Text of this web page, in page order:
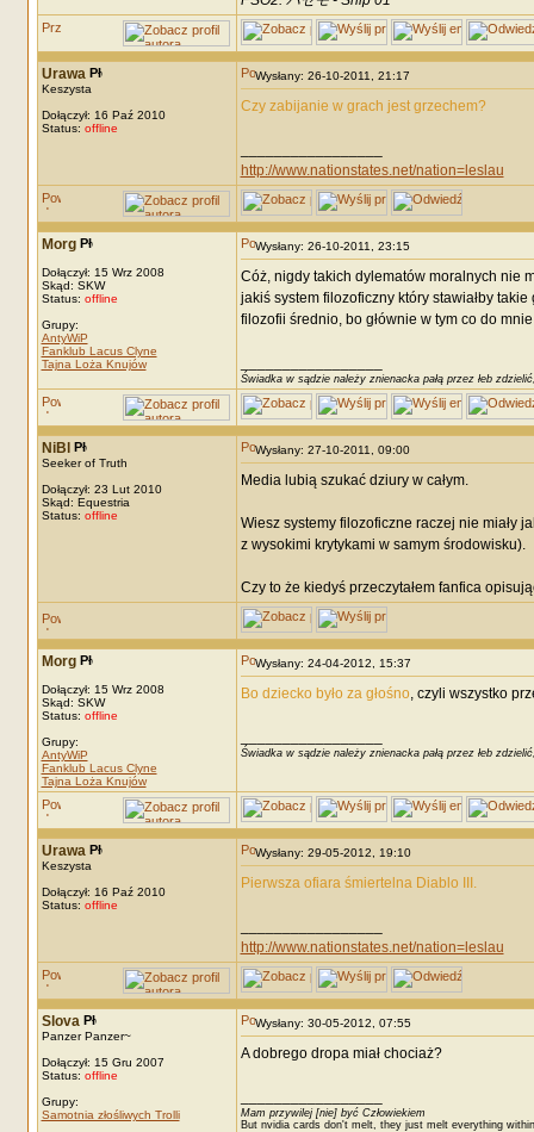
Urawa
Keszysta
Dołączył: 16 Paź 2010
Status: offline
Wysłany: 26-10-2011, 21:17
Czy zabijanie w grach jest grzechem?
http://www.nationstates.net/nation=leslau
Morg
Dołączył: 15 Wrz 2008
Skąd: SKW
Status: offline
Grupy:
AntyWiP
Fanklub Lacus Clyne
Tajna Loża Knujów
Wysłany: 26-10-2011, 23:15
Cóż, nigdy takich dylematów moralnych nie
jakiś system filozoficzny który stawiałby
filozofii średnio, bo głównie w tym co do
Świadka w sądzie należy znienacka pałą przez łeb
NiBl
Seeker of Truth
Dołączył: 23 Lut 2010
Skąd: Equestria
Status: offline
Wysłany: 27-10-2011, 09:00
Media lubią szukać dziury w całym.
Wiesz systemy filozoficzne raczej nie miały
z wysokimi krytykami w samym środowisku).
Czy to że kiedyś przeczytałem fanfica
Morg
Dołączył: 15 Wrz 2008
Skąd: SKW
Status: offline
Grupy:
AntyWiP
Fanklub Lacus Clyne
Tajna Loża Knujów
Wysłany: 24-04-2012, 15:37
Bo dziecko było za głośno, czyli wszystko
Świadka w sądzie należy znienacka pałą przez łeb
Urawa
Keszysta
Dołączył: 16 Paź 2010
Status: offline
Wysłany: 29-05-2012, 19:10
Pierwsza ofiara śmiertelna Diablo III.
http://www.nationstates.net/nation=leslau
Slova
Panzer Panzer~
Dołączył: 15 Gru 2007
Status: offline
Grupy:
Samotnia złośliwych Trolli
Wysłany: 30-05-2012, 07:55
A dobrego dropa miał chociaż?
Mam przywilej [nie] być Człowiekiem
But nvidia cards don't melt, they just melt everything